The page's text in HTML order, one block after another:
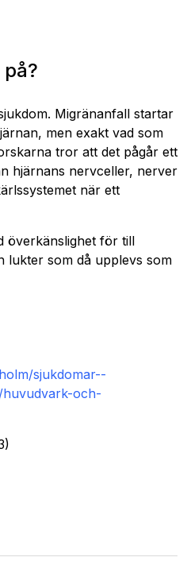
Migränanfall startar
men exakt vad som
tror att det pågår ett
hjärnans nervceller, nerver
när ett
överkänslighet för till
lukter som då upplevs som
sjukdomar--
och-